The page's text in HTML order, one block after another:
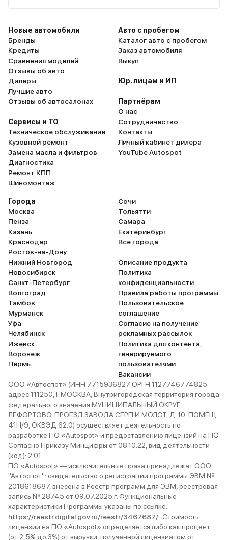
Новые автомобили
Бренды
Кредиты
Сравнения моделей
Отзывы об авто
Дилеры
Лучшие авто
Отзывы об автосалонах
Сервисы и ТО
Техническое обслуживание
Кузовной ремонт
Замена масла и фильтров
Диагностика
Ремонт КПП
Шиномонтаж
Авто с пробегом
Каталог авто с пробегом
Заказ автомобиля
Выкуп
Юр. лицам и ИП
Партнёрам
О нас
Сотрудничество
Контакты
Личный кабинет дилера
YouTube Autospot
Города
Москва
Пенза
Казань
Краснодар
Ростов-на-Дону
Нижний Новгород
Новосибирск
Санкт-Петербург
Волгоград
Тамбов
Мурманск
Уфа
Челябинск
Ижевск
Воронеж
Пермь
Сочи
Тольятти
Самара
Екатеринбург
Все города
Описание продукта
Политика
конфиденциальности
Правила работы программы
Пользовательское
соглашение
Согласие на получение
рекламных рассылок
Политика для контента,
генерируемого
пользователями
Вакансии
ООО «Автоспот» (ИНН 7715936827 ОРГН 1127746774825
адрес 111250, Г.МОСКВА, Внутригородская территория города
федерального значения МУНИЦИПАЛЬНЫЙ ОКРУГ
ЛЕФОРТОВО, ПРОЕЗД ЗАВОДА СЕРП И МОЛОТ, Д. 10, ПОМЕЩ.
41Н/9, ОКВЭД 62.0) осуществляет деятельность по
разработке ПО «Autospot» и предоставлению лицензий на ПО.
Согласно Приказу Минцифры от 08.10.22, вид деятельности
(код): 2.01.
ПО «Autospot» — исключительные права принадлежат ООО
"Автоспот": свидетельство о регистрации программы ЭВМ №
2018618687, внесена в Реестр программ для ЭВМ, реестровая
запись № 28745 от 09.07.2025 г. Функциональные
характеристики Программы указаны по ссылке:
https://reestr.digital.gov.ru/reestr/3467687/ . Стоимость
лицензии на ПО «Autospot» определяется либо как процент
(от 2,5% до 3%) от выручки, полученной лицензиатом от